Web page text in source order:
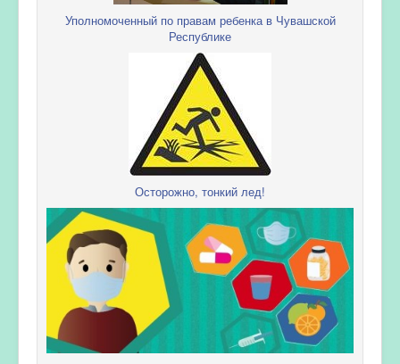
Уполномоченный по правам ребенка в Чувашской
Республике
Осторожно, тонкий лед!